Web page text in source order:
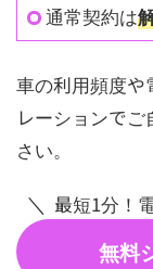
通常契約は
車の利用頻度や
レーションで
さい。
最短1分！
無料